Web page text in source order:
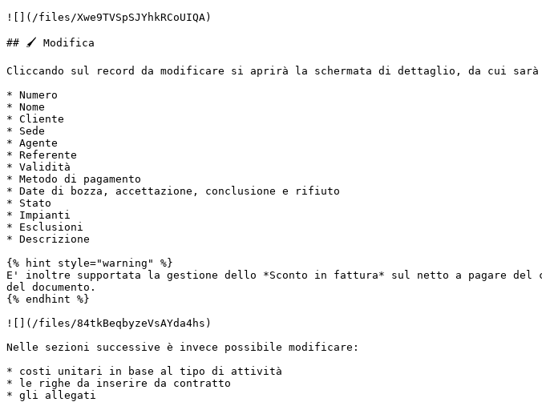
![](/files/Xwe9TVSpSJYhkRCoUIQA)
## 🖌️ Modifica
Cliccando sul record da modificare si aprirà la schermata di dettaglio, da cui
* Numero
* Nome
* Cliente
* Sede
* Agente
* Referente
* Validità
* Metodo di pagamento
* Date di bozza, accettazione, conclusione e rifiuto
* Stato
* Impianti
* Esclusioni
* Descrizione
{% hint style="warning" %}
E' inoltre supportata la gestione dello *Sconto in fattura* sul netto a pagare del
del documento.
{% endhint %}
![](/files/84tkBeqbyzeVsAYda4hs)
Nelle sezioni successive è invece possibile modificare:
* costi unitari in base al tipo di attività
* le righe da inserire da contratto
* gli allegati